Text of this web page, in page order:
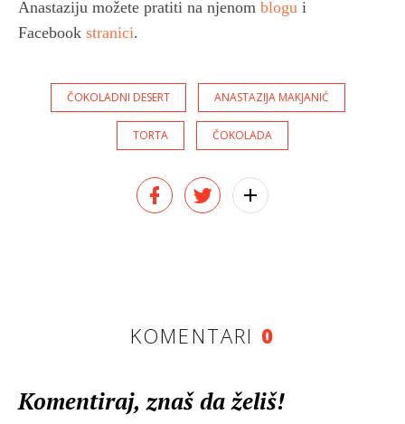
Anastaziju možete pratiti na njenom blogu i
Facebook stranici.
ČOKOLADNI DESERT ANASTAZIJA MAKJANIĆ
TORTA ČOKOLADA
KOMENTARI 0
Komentiraj, znaš da želiš!